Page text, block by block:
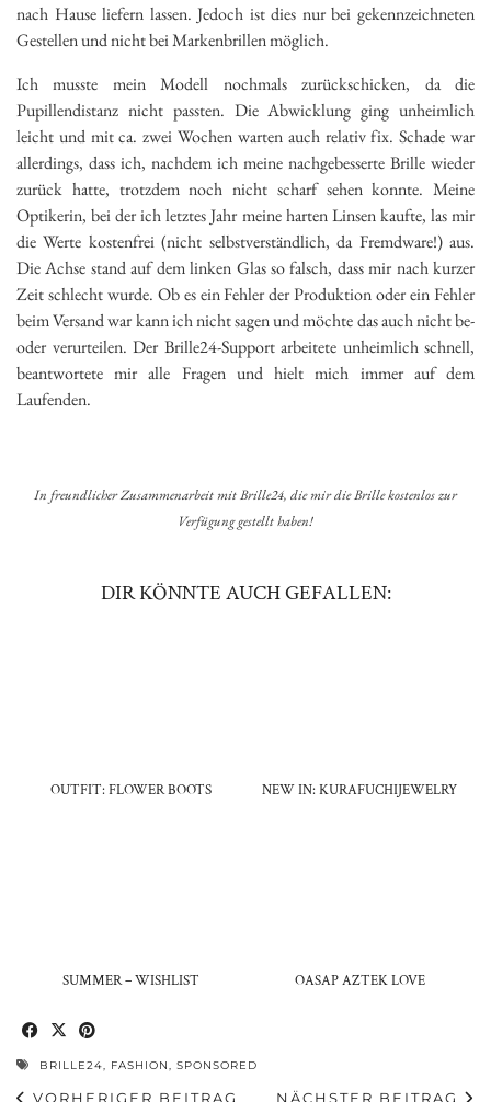
nach Hause liefern lassen. Jedoch ist dies nur bei gekennzeichneten
Gestellen und nicht bei Markenbrillen möglich.
Ich musste mein Modell nochmals zurückschicken, da die
Pupillendistanz nicht passten. Die Abwicklung ging unheimlich
leicht und mit ca. zwei Wochen warten auch relativ fix. Schade war
allerdings, dass ich, nachdem ich meine nachgebesserte Brille wieder
zurück hatte, trotzdem noch nicht scharf sehen konnte. Meine
Optikerin, bei der ich letztes Jahr meine harten Linsen kaufte, las mir
die Werte kostenfrei (nicht selbstverständlich, da Fremdware!) aus.
Die Achse stand auf dem linken Glas so falsch, dass mir nach kurzer
Zeit schlecht wurde. Ob es ein Fehler der Produktion oder ein Fehler
beim Versand war kann ich nicht sagen und möchte das auch nicht be-
oder verurteilen. Der Brille24-Support arbeitete unheimlich schnell,
beantwortete mir alle Fragen und hielt mich immer auf dem
Laufenden.
In freundlicher Zusammenarbeit mit Brille24, die mir die Brille kostenlos zur
Verfügung gestellt haben!
DIR KÖNNTE AUCH GEFALLEN:
OUTFIT: FLOWER BOOTS NEW IN: KURAFUCHIJEWELRY
SUMMER – WISHLIST OASAP AZTEK LOVE
BRILLE24, FASHION, SPONSORED
VORHERIGER BEITRAG
NÄCHSTER BEITRAG